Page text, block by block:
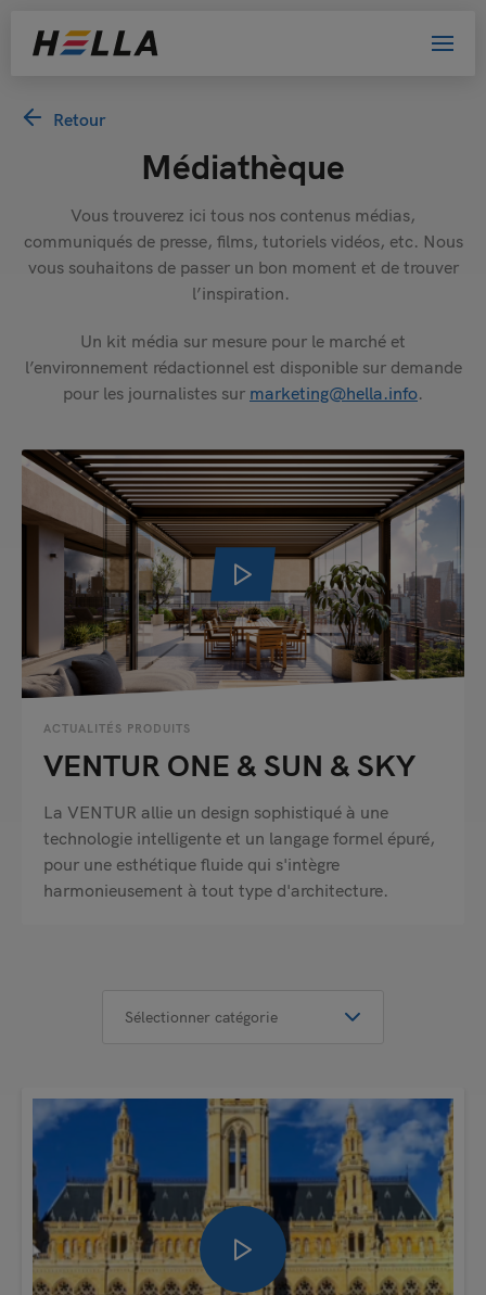
Retour
Médiathèque
Vous trouverez ici tous nos contenus médias,
communiqués de presse, films, tutoriels vidéos, etc. Nous
vous souhaitons de passer un bon moment et de trouver
l’inspiration.
Un kit média sur mesure pour le marché et
l’environnement rédactionnel est disponible sur demande
pour les journalistes sur marketing@hella.info.
ACTUALITÉS PRODUITS
VENTUR ONE & SUN & SKY
La VENTUR allie un design sophistiqué à une
technologie intelligente et un langage formel épuré,
pour une esthétique fluide qui s'intègre
harmonieusement à tout type d'architecture.